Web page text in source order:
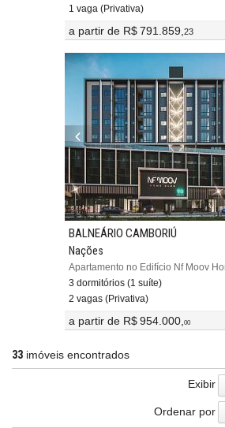
1 vaga (Privativa)
a partir de R$ 791.859,23
BALNEÁRIO CAMBORIÚ
Nações
3 dormitórios (1 suíte)
2 vagas (Privativa)
a partir de R$ 954.000,00
33 imóveis encontrados
Exibir
Ordenar por